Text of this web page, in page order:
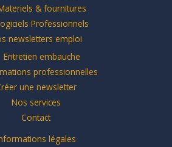
& fournitures
Professionnels
newsletters emploi
Entretien embauche
professionnelles
une newsletter
Nos services
Contact
légales